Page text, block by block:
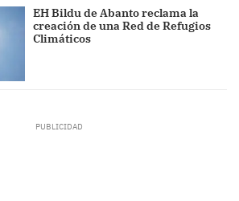
EH Bildu de Abanto reclama la
creación de una Red de Refugios
Climáticos